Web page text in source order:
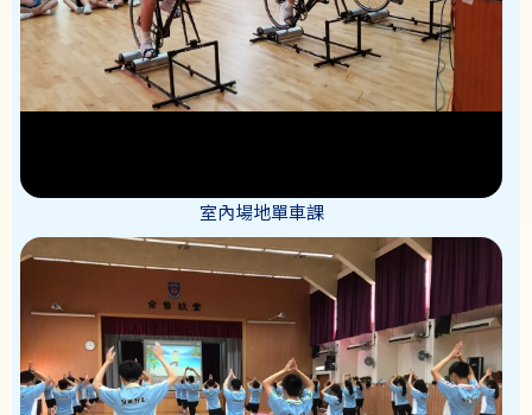
室內場地單車課